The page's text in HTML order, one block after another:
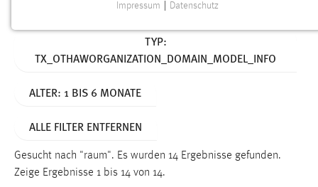
TYP:
TX_OTHAWORGANIZATION_DOMAIN_MODEL_INFO
ALTER: 1 BIS 6 MONATE
ALLE FILTER ENTFERNEN
Gesucht nach "raum". Es wurden 14 Ergebnisse gefunden.
Zeige Ergebnisse 1 bis 14 von 14.
Notwendige Cookies ermöglichen grundlegende
Funktionen und sind für die einwandfreie Funktion der
cookie_consent
Zweck:
Impressum Datenschutz